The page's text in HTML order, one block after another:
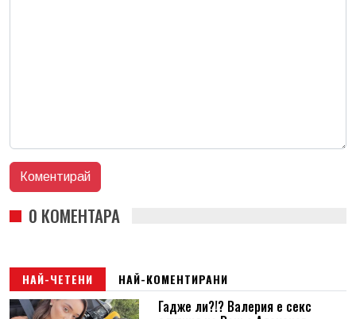
0 КОМЕНТАРА
НАЙ-ЧЕТЕНИ НАЙ-КОМЕНТИРАНИ
Гадже ли?!? Валерия е секс